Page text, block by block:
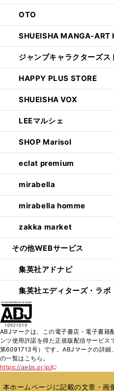
OTO
SHUEISHA MANGA-ART
ジャンプキャラクターズス
HAPPY PLUS STORE
SHUEISHA VOX
LEEマルシェ
SHOP Marisol
eclat premium
mirabella
mirabella homme
zakka market
その他WEBサービス
集英社アドナビ
集英社エディターズ・ラボ
ABJマークは、この電子書店・電子書籍
ンツ使用許諾を得た正規版配信サービス
第6091713号）です。ABJマークの詳細
の一覧はこちら。
https://aebs.or.jp/
新
い
本ホームページに記載の文章・画